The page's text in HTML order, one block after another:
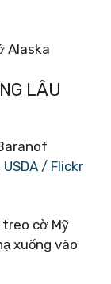
Alaska
LÂU
/ Flickr
cờ Mỹ
xuống vào